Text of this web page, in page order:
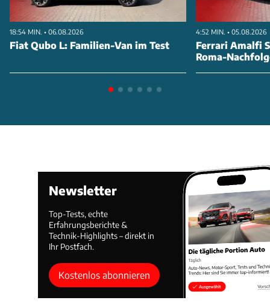
18:54 MIN. • 06.08.2026
Fiat Qubo L: Familien-Van im Test
4:52 MIN. • 05.08.2026
Ferrari Amalfi
Roma-
Newsletter
Top-Tests, echte
Erfahrungsberichte &
Technik-Highlights – direkt in
Ihr Postfach.
Kostenlos abonnieren